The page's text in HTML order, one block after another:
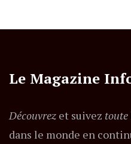
Le Magazine
Découvrez et suivez toute
dans le monde en